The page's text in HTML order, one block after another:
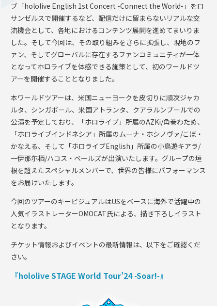
ブ「hololive English 1st Concert -Connect the World-」をロ
サンゼルスで開催するなど、配信だけに留まらないリアルな交
流機会として、各地におけるコンテンツ展開を進めてまいりま
した。そして今回は、その取り組みをさらに拡張し、現地のフ
ァン、そしてグローバルに存在するファンコミュニティが一体
となってホロライブを体感できる施策として、初のワールドツ
アーを開催することとなりました。
本ワールドツアーは、米国ニューヨークを皮切りに順次ジャカ
ルタ、シンガポール、米国アトランタ、クアラルンプールでの
公演を予定しており、「ホロライブ」所属のAZKi/角巻わため、
「ホロライブインドネシア」所属のムーナ・ホシノヴァ/こぼ・
かなえる、そして「ホロライブEnglish」所属の小鳥遊キアラ/
一伊那尓栖/ハコス・ベールズが出演いたします。グループの垣
根を超えたスペシャルメンバーで、世界の皆様にパフォーマンス
をお届けいたします。
今回のツアーのキービジュアルはUSをベースに海外で活躍中の
人気イラストレーターOMOCAT氏による、描き下ろしイラスト
となります。
チケット情報およびイベントの最新情報は、以下をご確認くだ
さい。
『hololive STAGE World Tour’24 -Soar!-』